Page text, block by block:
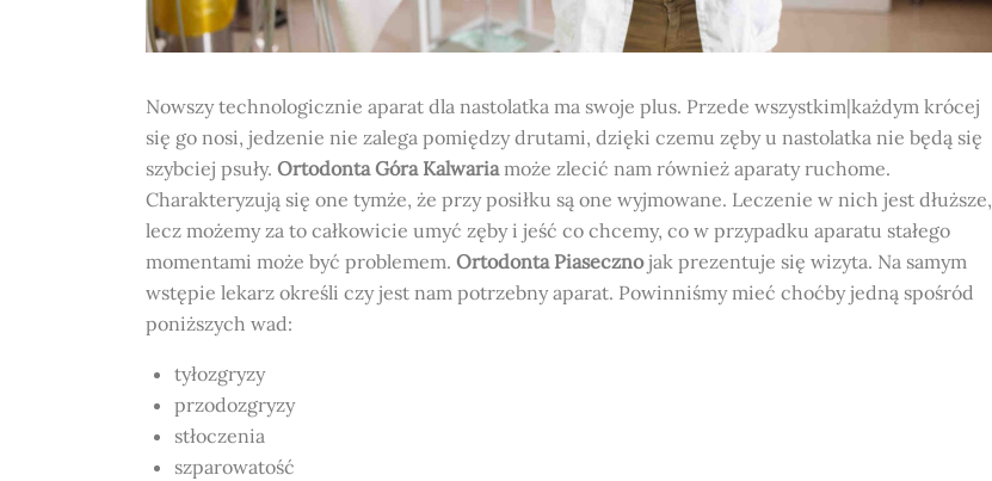
Nowszy technologicznie aparat dla nastolatka ma swoje plus. Przede wszystkim|każdym krócej
się go nosi, jedzenie nie zalega pomiędzy drutami, dzięki czemu zęby u nastolatka nie będą się
szybciej psuły. Ortodonta Góra Kalwariamoże zlecić nam również aparaty ruchome.
Charakteryzują się one tymże, że przy posiłku są one wyjmowane. Leczenie w nich jest dłuższe,
lecz możemy za to całkowicie umyć zęby i jeść co chcemy, co w przypadku aparatu stałego
momentami może być problemem. Ortodonta Piasecznojak prezentuje się wizyta. Na samym
wstępie lekarz określi czy jest nam potrzebny aparat. Powinniśmy mieć choćby jedną spośród
poniższych wad:
tyłozgryzy
przodozgryzy
stłoczenia
szparowatość